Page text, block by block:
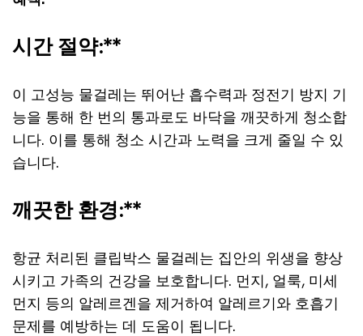
시간 절약:**
이 고성능 물걸레는 뛰어난 흡수력과 정전기 방지 기
능을 통해 한 번의 통과로도 바닥을 깨끗하게 청소합
니다. 이를 통해 청소 시간과 노력을 크게 줄일 수 있
습니다.
깨끗한 환경:**
항균 처리된 클립박스 물걸레는 집안의 위생을 향상
시키고 가족의 건강을 보호합니다. 먼지, 얼룩, 미세
먼지 등의 알레르겐을 제거하여 알레르기와 호흡기
문제를 예방하는 데 도움이 됩니다.